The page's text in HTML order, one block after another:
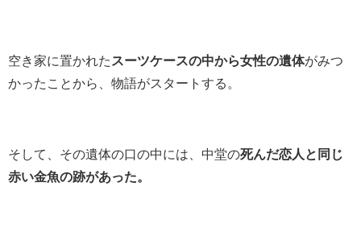
空き家に置かれた スーツケースの中から女性の遺体がみつ
かったことから、物語がスタートする。
そして、その遺体の口の中には、中堂の死んだ恋人と同じ
赤い金魚の跡があった。